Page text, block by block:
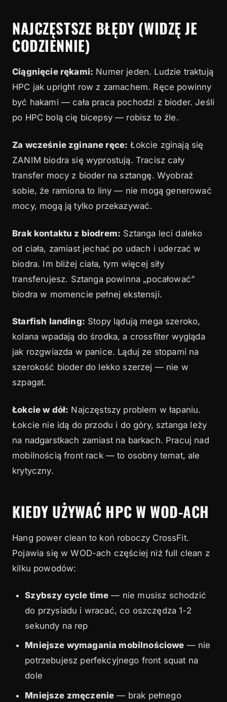
NAJCZĘSTSZE BŁĘDY (WIDZĘ JE
CODZIENNIE)
Ciągnięcie rękami: Numer jeden. Ludzie traktują
HPC jak upright row z zamachem. Ręce powinny
być hakami — cała praca pochodzi z bioder. Jeśli
po HPC bolą cię bicepsy — robisz to źle.
Za wcześnie zginane ręce: Łokcie zginają się
ZANIM biodra się wyprostują. Tracisz cały
transfer mocy z bioder na sztangę. Wyobraź
sobie, że ramiona to liny — nie mogą generować
mocy, mogą ją tylko przekazywać.
Brak kontaktu z biodrem: Sztanga leci daleko
od ciała, zamiast jechać po udach i uderzać w
biodra. Im bliżej ciała, tym więcej siły
transferujesz. Sztanga powinna „pocałować”
biodra w momencie pełnej ekstensji.
Starfish landing: Stopy lądują mega szeroko,
kolana wpadają do środka, a crossfiter wygląda
jak rozgwiazda w panice. Ląduj ze stopami na
szerokość bioder do lekko szerzej — nie w
szpagat.
Łokcie w dół: Najczęstszy problem w łapaniu.
Łokcie nie idą do przodu i do góry, sztanga leży
na nadgarstkach zamiast na barkach. Pracuj nad
mobilnością front rack — to osobny temat, ale
krytyczny.
KIEDY UŻYWAĆ HPC W WOD-ACH
Hang power clean to koń roboczy CrossFit.
Pojawia się w WOD-ach częściej niż full clean z
kilku powodów:
Szybszy cycle time — nie musisz schodzić
do przysiadu i wracać, co oszczędza 1-2
sekundy na rep
Mniejsze wymagania mobilnościowe — nie
potrzebujesz perfekcyjnego front squat na
dole
Mniejsze zmęczenie — brak pełnego